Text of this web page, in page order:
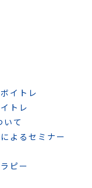
イトレ
トレ
て
よるセミナー
ピー